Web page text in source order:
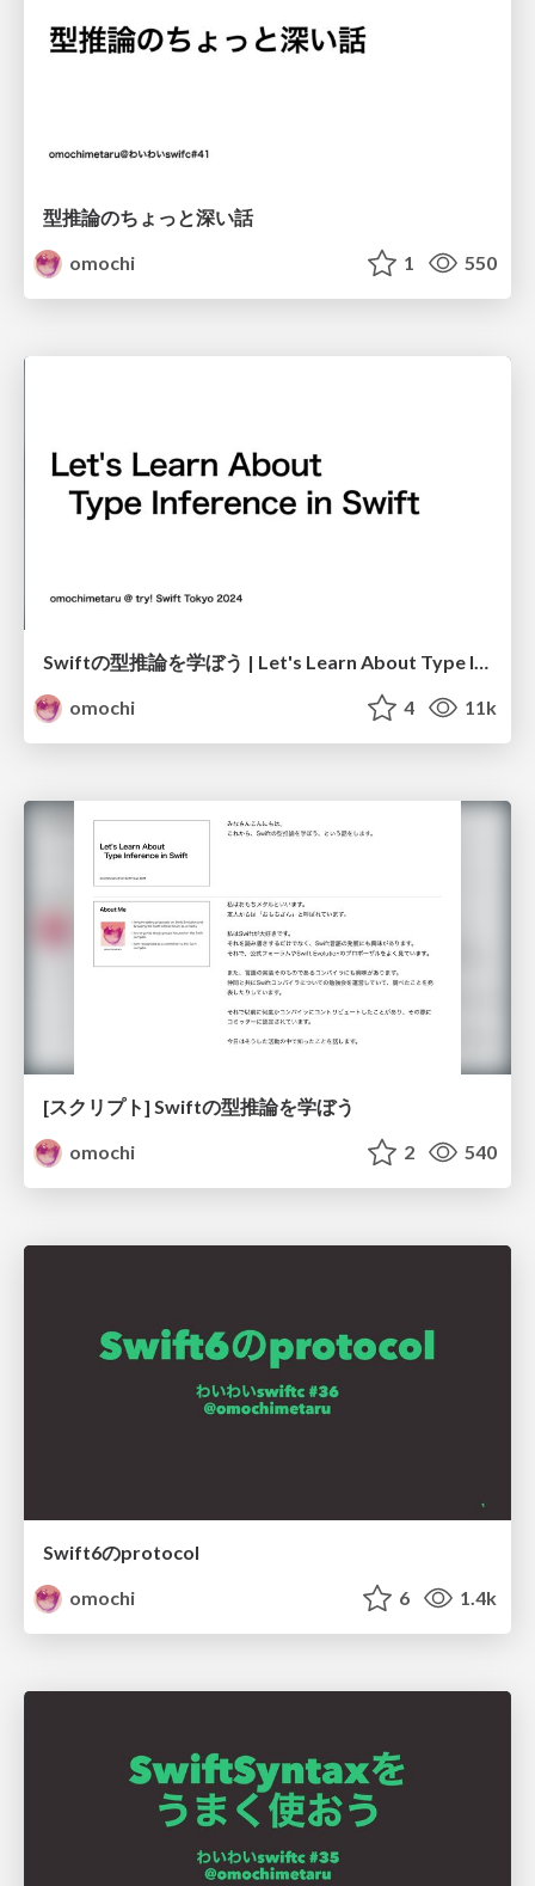
型推論のちょっと深い話
omochi
1 550
Swiftの型推論を学ぼう | Let's Learn About Type Inference in Swift
omochi
4 11k
[スクリプト] Swiftの型推論を学ぼう
omochi
2 540
Swift6のprotocol
omochi
6 1.4k